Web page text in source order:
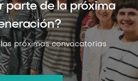
parte de la próxima
próximas convocatorias